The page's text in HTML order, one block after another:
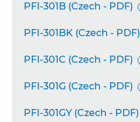
PFI-301B (Czech - PDF)
PFI-301BK (Czech - PDF)
PFI-301C (Czech - PDF)
PFI-301G (Czech - PDF)
PFI-301GY (Czech - PDF)